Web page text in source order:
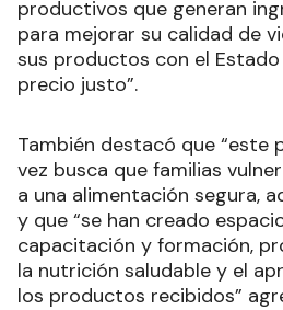
productivos que generan
para mejorar su calidad de
sus productos con el
precio justo”.
También destacó que “este
vez busca que familias
a una alimentación segura,
y que “se han creado
capacitación y formación,
la nutrición saludable y el
los productos recibidos”